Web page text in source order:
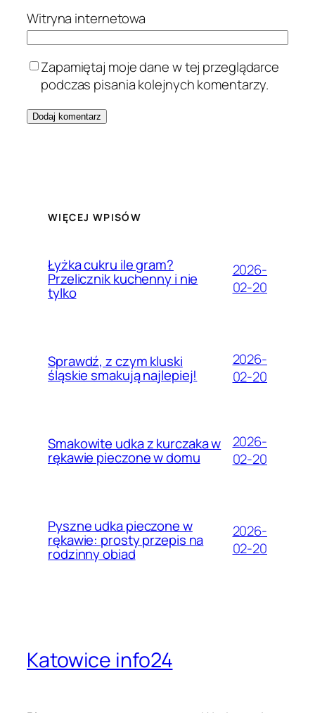
Witryna internetowa
Zapamiętaj moje dane w tej przeglądarce
podczas pisania kolejnych komentarzy.
WIĘCEJ WPISÓW
Łyżka cukru ile gram?
Przelicznik kuchenny i nie
tylko
2026-
02-20
Sprawdź, z czym kluski
śląskie smakują najlepiej!
2026-
02-20
Smakowite udka z kurczaka w
rękawie pieczone w domu
2026-
02-20
Pyszne udka pieczone w
rękawie: prosty przepis na
rodzinny obiad
2026-
02-20
Katowice info24